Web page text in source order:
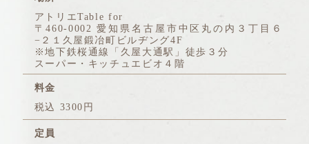
アトリエTable for
〒460-0002 愛知県名古屋市中区丸の内３丁目６
−２１久屋鍛冶町ビルヂング4F
※地下鉄桜通線「久屋大通駅」徒歩３分
スーパー・キッチュエビオ４階
料金
税込 3300円
定員